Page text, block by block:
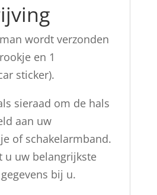
wordt verzonden
en 1
sticker).
sieraad om de hals
aan uw
of schakelarmband.
u uw belangrijkste
bij u.